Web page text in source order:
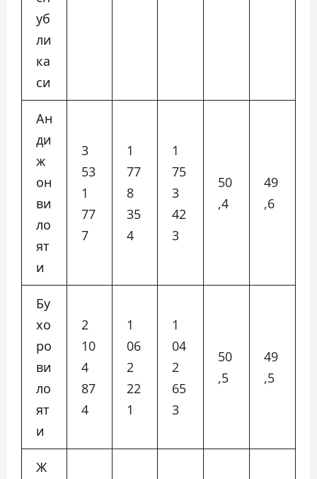
уб
ли
ка
си
Ан
ди
ж
он
ви
ло
ят
и
3
53
1
77
7
1
77
8
35
4
1
75
3
42
3
50
,4
49
,6
Бу
хо
ро
ви
ло
ят
и
2
10
4
87
4
1
06
2
22
1
1
04
2
65
3
50
,5
49
,5
Ж